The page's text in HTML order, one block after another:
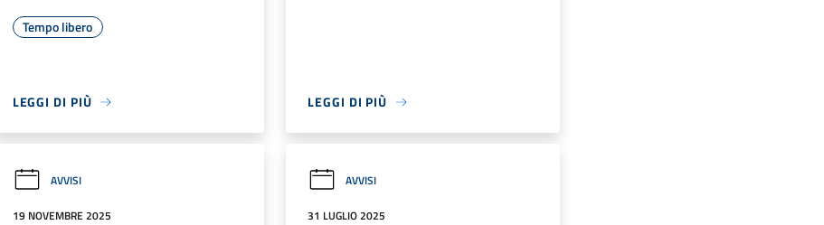
Tempo libero
LEGGI DI PIÙ LEGGI DI PIÙ
AVVISI
19 NOVEMBRE 2025
AVVISI
31 LUGLIO 2025